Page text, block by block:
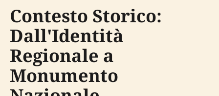
Contesto Storico:
Dall'Identità
Regionale a
Monumento